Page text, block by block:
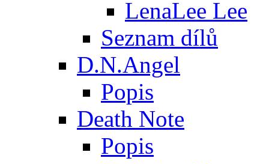
LenaLee Lee
Seznam dílů
D.N.Angel
Popis
Death Note
Popis